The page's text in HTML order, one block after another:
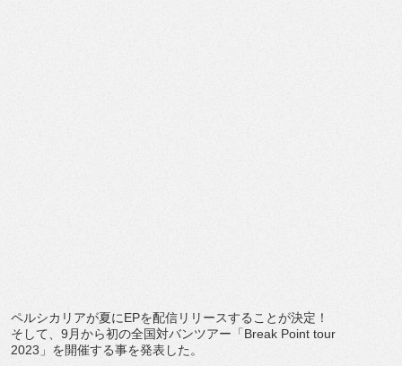
ペルシカリアが夏にEPを配信リリースすることが決定！
そして、9月から初の全国対バンツアー「Break Point tour
2023」を開催する事を発表した。